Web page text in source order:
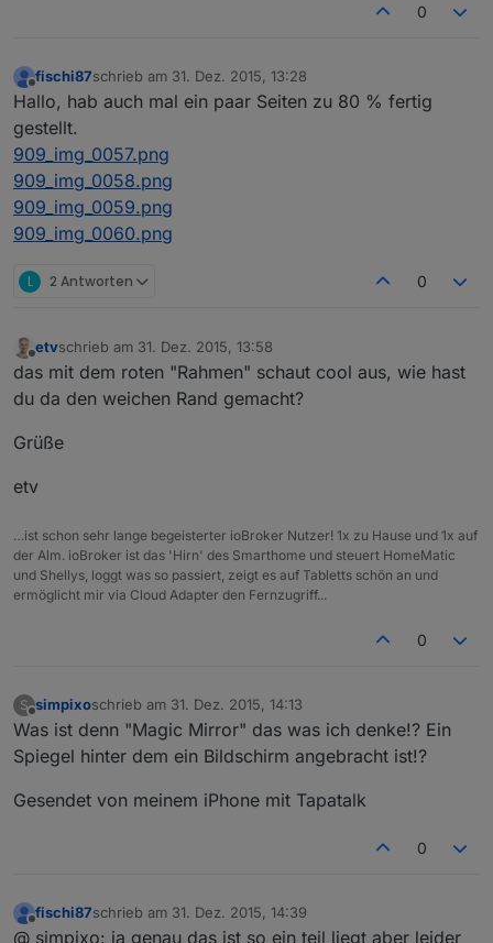
0
Offline
fischi87schrieb am 31. Dez. 2015, 13:28
zuletzt editiert von
Hallo, hab auch mal ein paar Seiten zu 80 % fertig
gestellt.
909_img_0057.png
909_img_0058.png
909_img_0059.png
909_img_0060.png
L 2 Antworten 0
Offline
etvschrieb am 31. Dez. 2015, 13:58
zuletzt editiert von
das mit dem roten "Rahmen" schaut cool aus, wie hast
du da den weichen Rand gemacht?
Grüße
etv
…ist schon sehr lange begeisterter ioBroker Nutzer! 1x zu Hause und 1x auf
der Alm. ioBroker ist das 'Hirn' des Smarthome und steuert HomeMatic
und Shellys, loggt was so passiert, zeigt es auf Tabletts schön an und
ermöglicht mir via Cloud Adapter den Fernzugriff...
0
S
Offline
simpixoschrieb am 31. Dez. 2015, 14:13
zuletzt editiert von
Was ist denn "Magic Mirror" das was ich denke!? Ein
Spiegel hinter dem ein Bildschirm angebracht ist!?
Gesendet von meinem iPhone mit Tapatalk
0
Offline
fischi87schrieb am 31. Dez. 2015, 14:39
zuletzt editiert von
@ simpixo: ja genau das ist so ein teil liegt aber leider